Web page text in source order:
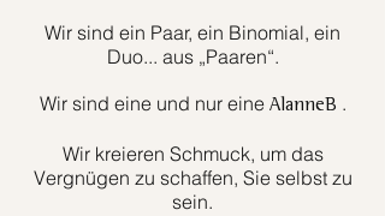
Wir sind ein Paar, ein Binomial, ein
Duo... aus „Paaren“.
Wir sind eine und nur eine AlanneB .
Wir kreieren Schmuck, um das
Vergnügen zu schaffen, Sie selbst zu
sein.